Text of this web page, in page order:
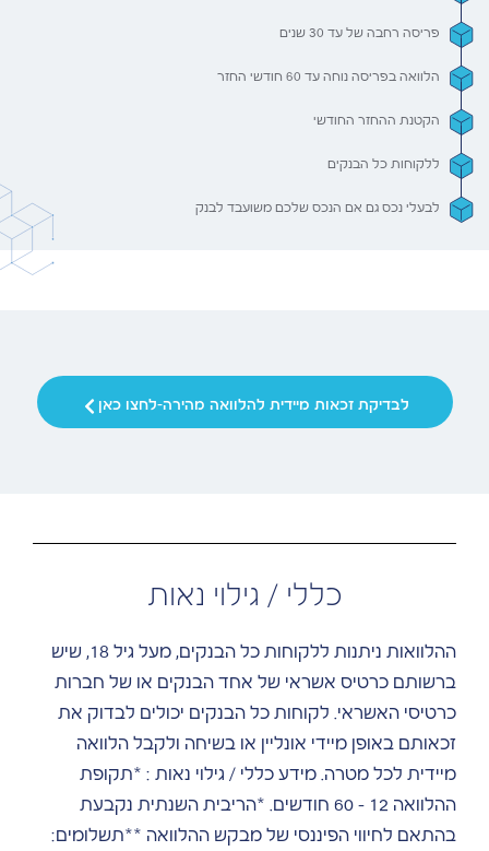
פריסה רחבה של עד 30 שנים
הלוואה בפריסה נוחה עד 60 חודשי החזר
הקטנת ההחזר החודשי
ללקוחות כל הבנקים
לבעלי נכס גם אם הנכס שלכם משועבד לבנק
לבדיקת זכאות מיידית להלוואה מהירה-לחצו כאן
כללי / גילוי נאות
ההלוואות ניתנות ללקוחות כל הבנקים, מעל גיל 18, שיש
ברשותם כרטיס אשראי של אחד הבנקים או של חברות
כרטיסי האשראי. לקוחות כל הבנקים יכולים לבדוק את
זכאותם באופן מיידי אונליין או בשיחה ולקבל הלוואה
מיידית לכל מטרה. מידע כללי / גילוי נאות : *תקופת
ההלוואה 12 – 60 חודשים. *הריבית השנתית נקבעת
בהתאם לחיווי הפיננסי של מבקש ההלוואה **תשלומים: